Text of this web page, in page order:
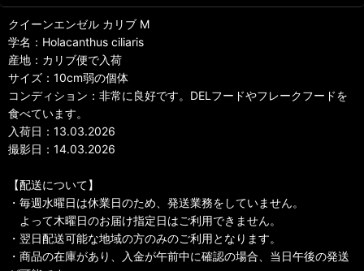
クイーンエンゼル カリブ M
学名：Holacanthus ciliaris
産地：カリブ便で入荷
サイズ：10cm弱の個体
コンディション：非常に良好です。DELフードやフレークフードを
食べています。
入荷日：13.03.2026
撮影日：14.03.2026
【配送について】
・毎週水曜日は休業日のため、発送業務をしていません。
よって木曜日のお届け指定日はご利用できません。
・翌日配送可能な地域の方のみのご利用となります。
・商品の在庫があり、入金が午前中に確認の場合、当日午後の発送